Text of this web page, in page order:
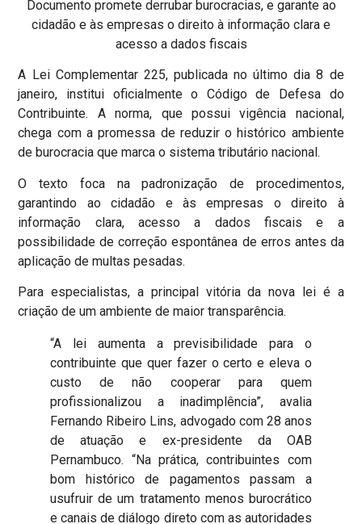
Documento promete derrubar burocracias, e garante ao
cidadão e às empresas o direito à informação clara e
acesso a dados fiscais
A Lei Complementar 225, publicada no último dia 8 de
janeiro, institui oficialmente o Código de Defesa do
Contribuinte. A norma, que possui vigência nacional,
chega com a promessa de reduzir o histórico ambiente
de burocracia que marca o sistema tributário nacional.
O texto foca na padronização de procedimentos,
garantindo ao cidadão e às empresas o direito à
informação clara, acesso a dados fiscais e a
possibilidade de correção espontânea de erros antes da
aplicação de multas pesadas.
Para especialistas, a principal vitória da nova lei é a
criação de um ambiente de maior transparência.
“A lei aumenta a previsibilidade para o
contribuinte que quer fazer o certo e eleva o
custo de não cooperar para quem
profissionalizou a inadimplência”, avalia
Fernando Ribeiro Lins, advogado com 28 anos
de atuação e ex-presidente da OAB
Pernambuco. “Na prática, contribuintes com
bom histórico de pagamentos passam a
usufruir de um tratamento menos burocrático
e canais de diálogo direto com as autoridades